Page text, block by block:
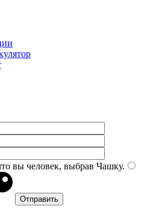
вы человек, выбрав Чашку.